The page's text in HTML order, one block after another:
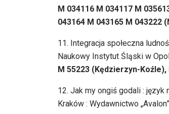
M 034116 M 034117 M
043164 M 043165 M 043222
11. Integracja społeczna
Naukowy Instytut Śląski w
M 55223 (Kędzierzyn-
12. Jak my ongiś godali :
Kraków : Wydawnictwo